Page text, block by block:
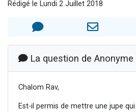
3 personnes viennent de faire un don
5 personnes viennent de faire un don
Rédigé le Lundi 2 Juillet 2018
La question de Anonyme
Chalom Rav,
Est-il permis de mettre une jupe